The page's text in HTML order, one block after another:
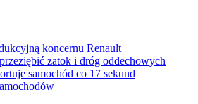
koncernu Renault
zatok i dróg oddechowych
samochód co 17 sekund